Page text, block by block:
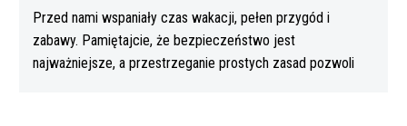
Przed nami wspaniały czas wakacji, pełen przygód i
zabawy. Pamiętajcie, że bezpieczeństwo jest
najważniejsze, a przestrzeganie prostych zasad pozwoli